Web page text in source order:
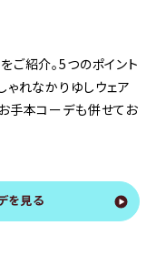
ご紹介。5つのポイント
ゃれなかりゆしウェア
手本コーデも併せてお
を見る